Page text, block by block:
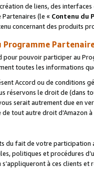
de liens, des
(le « Contenu du
concernant des produits
Programme
pour pouvoir participer au
toutes les informations
Accord ou de conditions
réservons le droit de (dans
serait autrement due en
de tout autre droit
du fait de votre
politiques et procédures
s’appliqueront à ces clients